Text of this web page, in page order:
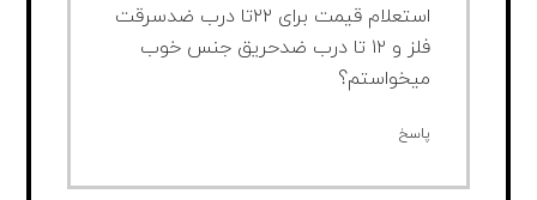
استعلام قیمت برای ۲۲تا درب ضدسرقت
فلز و ۱۲ تا درب ضدحریق جنس خوب
میخواستم؟
پاسخ